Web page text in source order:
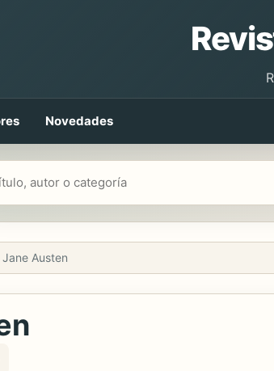
Novedades
libros
Jane Austen